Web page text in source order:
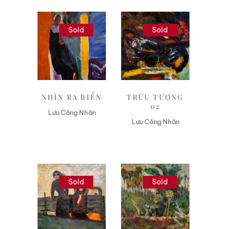
Sold
Liên hệ
NHÌN RA BIỂN
Lưu Công Nhân
Sold
Liên hệ
TRỪU TƯỢNG
02
Lưu Công Nhân
Sold
Liên hệ
Sold
Liên hệ